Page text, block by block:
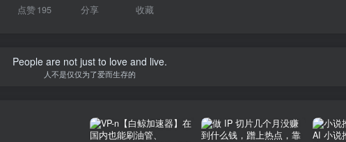
点赞195 分享 收藏
get in the way of the reef hill, also not willing to take a step back.
海浪宁可在挡路的礁山上撞得粉碎，也不肯后退一步